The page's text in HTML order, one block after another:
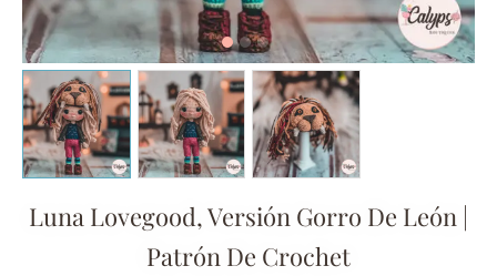
Luna Lovegood, Versión Gorro De León |
Patrón De Crochet